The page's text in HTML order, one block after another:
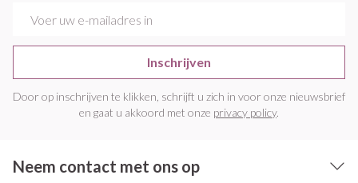
Inschrijven
Door op inschrijven te klikken, schrijft u zich in voor onze nieuwsbrief
en gaat u akkoord met onze privacy policy.
Neem contact met ons op